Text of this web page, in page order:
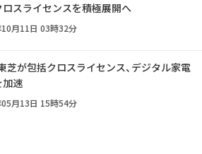
ロスライセンスを積極展開へ
月11日 03時32分
芝が包括クロスライセンス、デジタル家電
加速
月13日 15時54分